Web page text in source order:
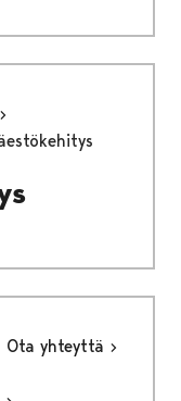
Ota yhteyttä